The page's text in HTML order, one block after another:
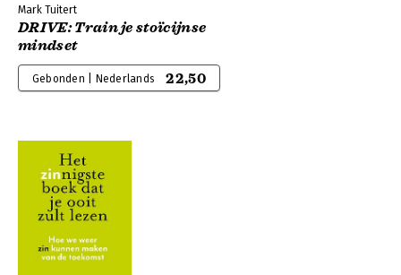
Mark Tuitert
DRIVE: Train je stoïcijnse
mindset
Gebonden | Nederlands 22,50